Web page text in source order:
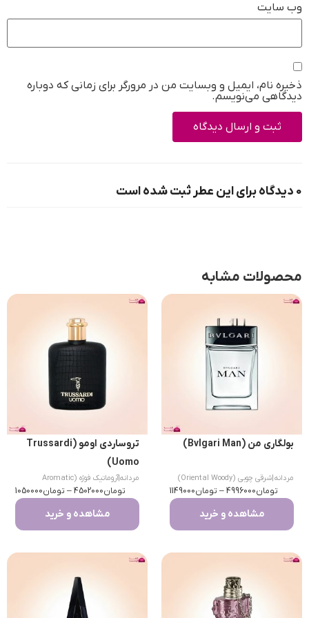
وب‌ سایت
ذخیره نام، ایمیل و وبسایت من در مرورگر برای زمانی که دوباره
دیدگاهی می‌نویسم.
0 دیدگاه برای این عطر ثبت شده است
محصولات مشابه
بولگاری من (Bvlgari Man)
مردانه|شرقی چوبی (Oriental Woody)
تومان4996000
– تومان1149000
مشاهده و خرید
تروساردی اومو (Trussardi
Uomo)
مردانه|
آروماتیک فوژه (Aromatic
Fougere)
تومان4502000
– تومان1050000
مشاهده و خرید